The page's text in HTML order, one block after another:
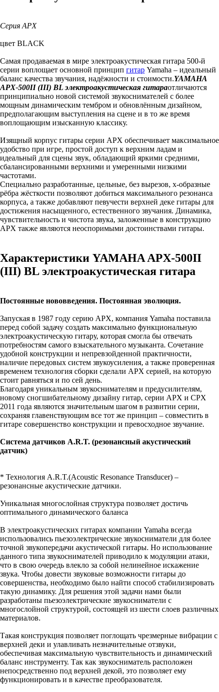
Серия APX
цвет BLACK
Самая продаваемая в мире электроакустическая гитара 500-й
серии воплощает основной принцип гитар Yamaha – идеальный
баланс качества звучания, надёжности и стоимости.YAMAHA
APX-500II (III) BL электроакустическая гитараотличаются
принципиально новой системой звукоснимателей с более
мощным динамическим тембром и обновлённым дизайном,
предполагающим выступления на сцене и в то же время
воплощающим изысканную классику.
Изящный корпус гитары серии APX обеспечивает максимальное
удобство при игре, простой доступ к верхним ладам и
идеальный для сцены звук, обладающий яркими средними,
сбалансированными верхними и умеренными низкими
частотами.
Специально разработанные, цельные, без вырезов, x-образные
рёбра жёсткости позволяют добиться максимального резонанса
корпуса, а также добавляют певучести верхней деке гитары для
достижения насыщенного, естественного звучания. Динамика,
чувствительность и чистота звука, заложенные в конструкцию
APX также являются неоспоримыми достоинствами гитары.
Характеристики YAMAHA APX-500II
(III) BL электроакустическая гитара
Постоянные нововведения. Постоянная эволюция.
Запуская в 1987 году серию APX, компания Yamaha поставила
перед собой задачу создать максимально функциональную
электроакустическую гитару, которая смогла бы отвечать
потребностям самого взыскательного музыканта. Сочетание
удобной конструкции и непревзойденной практичности,
наличие передовых систем звукоусиления, а также проверенная
временем технология сборки сделали APX серией, на которую
стоит равняться и по сей день.
Благодаря уникальным звукоснимателям и предусилителям,
новому сногшибательному дизайну гитар, серии APX и CPX
2011 года являются значительным шагом в развитии серии,
сохраняя главенствующим все тот же принцип – совместить в
гитаре совершенство конструкции и превосходное звучание.
Система датчиков A.R.T. (резонансный акустический
датчик)
* Технология A.R.T.(Acoustic Resonance Transducer) –
резонансные акустические датчики.
Уникальная многослойная структура позволяет достичь
оптимального динамического баланса
В электроакустических гитарах компании Yamaha всегда
использовались пьезоэлектрические звукосниматели для более
точной звукопередачи акустической гитары. Но использование
данного типа звукоснимателей приводило к модуляции атаки,
что в свою очередь влекло за собой нелинейное искажение
звука. Чтобы довести звуковые возможности гитары до
совершенства, необходимо было найти способ стабилизировать
такую динамику. Для решения этой задачи нами были
разработаны пьезоэлектрические звукосниматели с
многослойной структурой, состоящей из шести слоев различных
материалов.
Такая конструкция позволяет поглощать чрезмерные вибрации с
верхней деки и улавливать незначительные отзвуки,
обеспечивая максимальную чувствительность и динамический
баланс инструменту. Так как звукосниматель расположен
непосредственно под верхней декой, это позволяет ему
функционировать и в качестве преобразователя.